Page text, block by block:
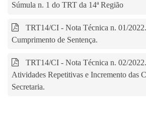
Súmula n. 1 do TRT da 14ª Região
TRT14/CI - Nota Técnica n. 01/
Cumprimento de Sentença.
TRT14/CI - Nota Técnica n. 02/
Atividades Repetitivas e Incremento das
Secretaria.